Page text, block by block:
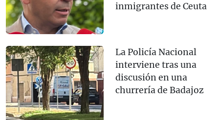
inmigrantes de Ceuta
La Policía Nacional
interviene tras una
discusión en una
churrería de Badajoz